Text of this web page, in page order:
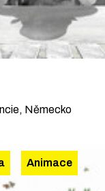
Německo
Animace